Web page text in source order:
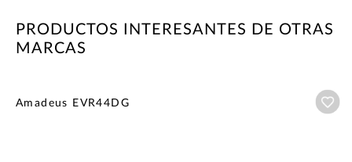
PRODUCTOS INTERESANTES DE OTRAS
MARCAS
Amadeus EVR44DG